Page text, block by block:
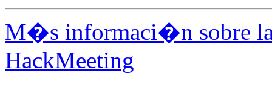
M�s informaci�n sobre
HackMeeting